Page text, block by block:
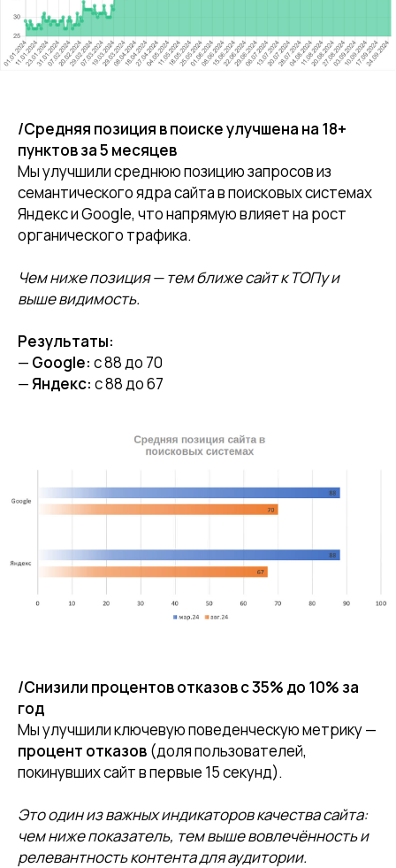
/Средняя позиция в поиске улучшена на 18+
пунктов за 5 месяцев
Мы улучшили среднюю позицию запросов из
семантического ядра сайта в поисковых системах
Яндекс и Google, что напрямую влияет на рост
органического трафика.
Чем ниже позиция — тем ближе сайт к ТОПу и
выше видимость.
Результаты:
— Google: с 88 до 70
— Яндекс: с 88 до 67
/Снизили процентов отказов с 35% до 10% за
год
Мы улучшили ключевую поведенческую метрику —
процент отказов (доля пользователей,
покинувших сайт в первые 15 секунд).
Это один из важных индикаторов качества сайта:
чем ниже показатель, тем выше вовлечённость и
релевантность контента для аудитории.